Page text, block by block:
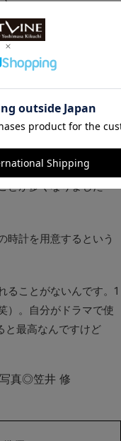
ーⅡのアイボリーは有
て注目されています
ったけど、この歳に
すし、時間があればシ
教わったりコレクシ
スポーツロレックスの
っと安く売っていたの
ます。だから新しい
とが多くなりました
時計を用意するという
ることがないんです。1
）。自分がドラマで使
と最高なんですけど
真◎笠井 修